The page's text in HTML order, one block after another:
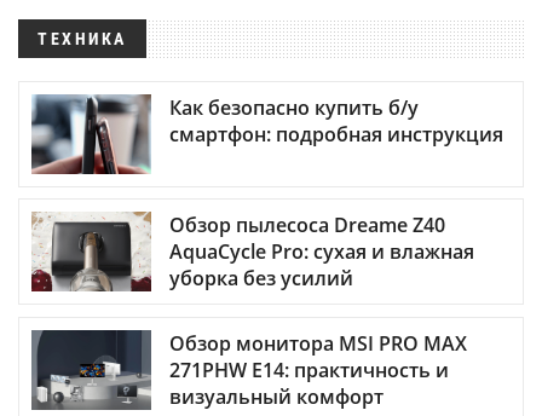
ТЕХНИКА
Как безопасно купить б/у
смартфон: подробная инструкция
Обзор пылесоса Dreame Z40
AquaCycle Pro: сухая и влажная
уборка без усилий
Обзор монитора MSI PRO MAX
271PHW E14: практичность и
визуальный комфорт